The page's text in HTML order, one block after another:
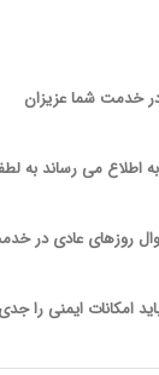
در خدمت شما عزیزان
شما مردم عزیز، به اطلاع می رساند به
روزهای عادی در
امکانات ایمنی را جدی